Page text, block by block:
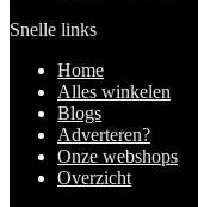
Snelle links
Home
Alles winkelen
Blogs
Adverteren?
Onze webshops
Overzicht